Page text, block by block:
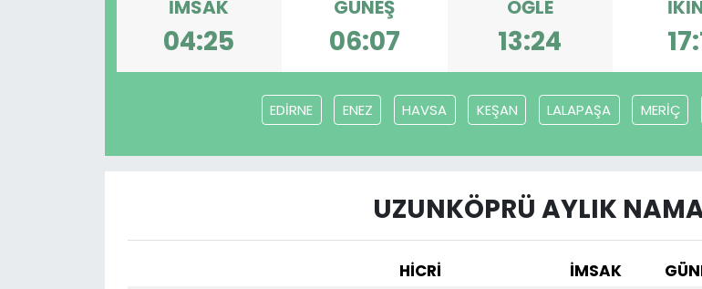
İMSAK
04:25
GÜNEŞ
06:07
ÖĞLE
13:24
EDİRNE ENEZ HAVSA KEŞAN LALAPAŞA MERİÇ
UZUNKÖPRÜ AYLIK
HİCRİ İMSAK